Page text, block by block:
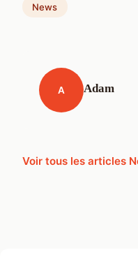
News
A Adam
Voir tous les articles